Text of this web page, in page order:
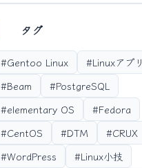
タグ
#Gentoo Linux
#Linuxアプリ
#Beam
#PostgreSQL
#elementary OS
#Fedora
#CentOS
#DTM
#CRUX
#WordPress
#Linux小技